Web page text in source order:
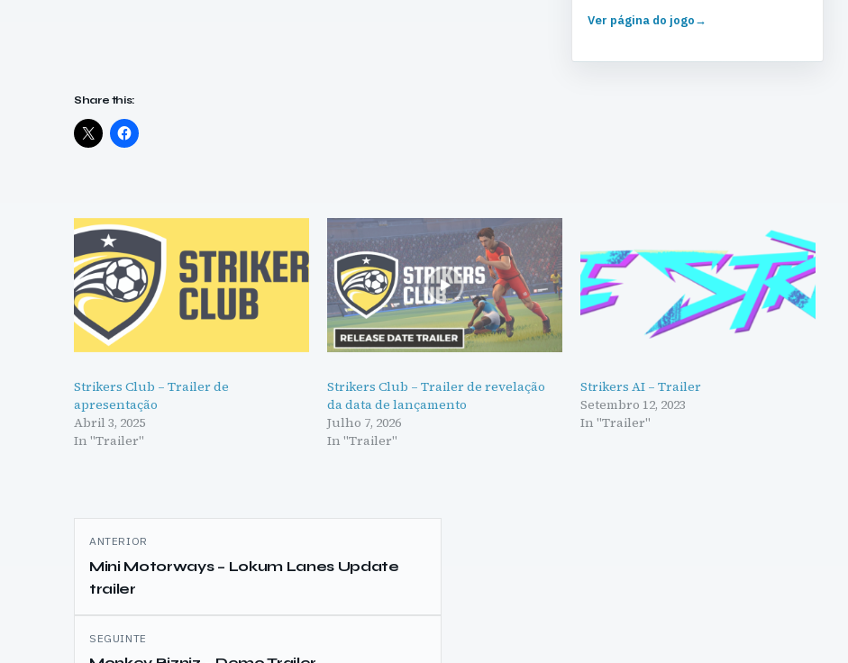
Ver página do jogo→
Share this:
Strikers Club – Trailer de
apresentação
Abril 3, 2025
In "Trailer"
Strikers Club – Trailer de revelação
da data de lançamento
Julho 7, 2026
In "Trailer"
Strikers AI – Trailer
Setembro 12, 2023
In "Trailer"
Navegação
de
artigos
ANTERIOR
Mini Motorways – Lokum Lanes Update
trailer
SEGUINTE